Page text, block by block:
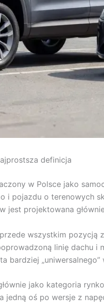
definicja
w Polsce jako
i pojazdu o terenowych
jest projektowana
wszystkim
linię dachu
bardziej
jako kategoria
jedną oś po wersje z